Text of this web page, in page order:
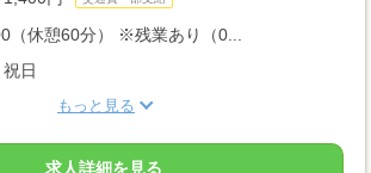
（休憩60分） ※残業あり（0...
日
もっと見る
求人詳細を見る